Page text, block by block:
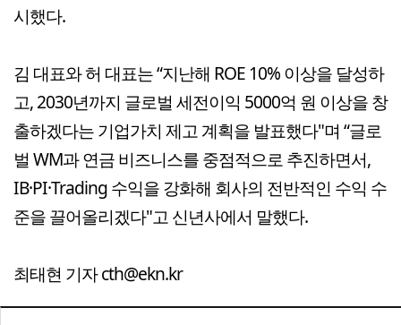
시했다.
김 대표와 허 대표는 “지난해 ROE 10% 이상을 달성하
고, 2030년까지 글로벌 세전이익 5000억 원 이상을 창
출하겠다는 기업가치 제고 계획을 발표했다"며 “글로
벌 WM과 연금 비즈니스를 중점적으로 추진하면서,
IB·PI·Trading 수익을 강화해 회사의 전반적인 수익 수
준을 끌어올리겠다"고 신년사에서 말했다.
최태현 기자 cth@ekn.kr